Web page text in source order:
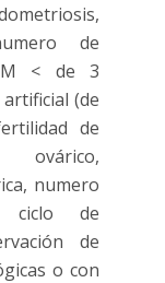
de
< de 3
(de
de
ovárico,
numero
ciclo de
de
o con